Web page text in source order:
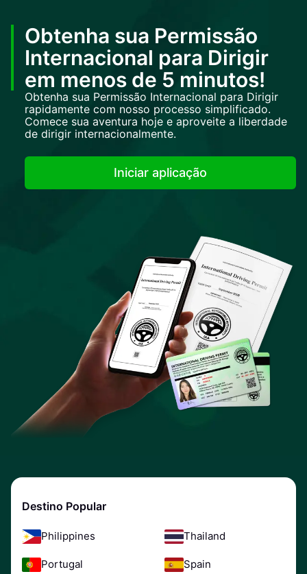
Obtenha sua Permissão
Internacional para Dirigir
em menos de 5 minutos!
Obtenha sua Permissão Internacional para Dirigir
rapidamente com nosso processo simplificado.
Comece sua aventura hoje e aproveite a liberdade
de dirigir internacionalmente.
Iniciar aplicação
Destino Popular
Philippines Thailand
Portugal Spain